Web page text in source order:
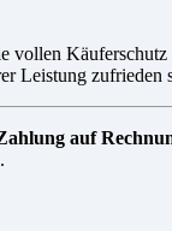
vollen
Leistung zufrieden
auf